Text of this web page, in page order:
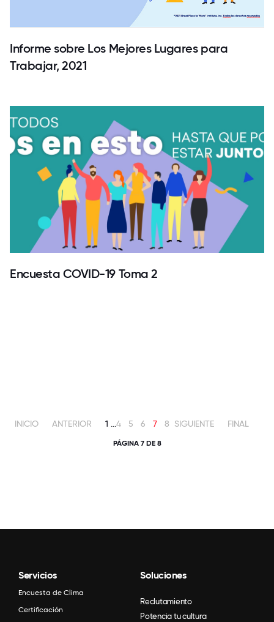
Informe sobre Los Mejores Lugares para
Trabajar, 2021
Encuesta COVID-19 Toma 2
INICIO ANTERIOR 1 4 5 6 7 8 SIGUIENTE FINAL
PÁGINA 7 DE 8
Servicios
Encuesta de Clima
Certificación
Soluciones
Reclutamiento
Potencia tu cultura